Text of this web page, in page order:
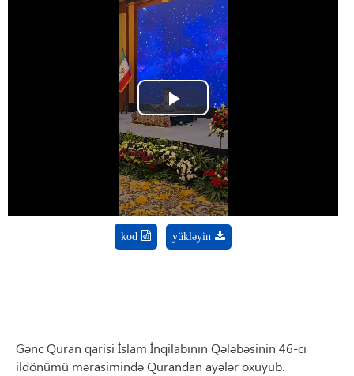
Play
Video
kod yükləyin
Gənc Quran qarisi İslam İnqilabının Qələbəsinin 46-cı
ildönümü mərasimində Qurandan ayələr oxuyub.